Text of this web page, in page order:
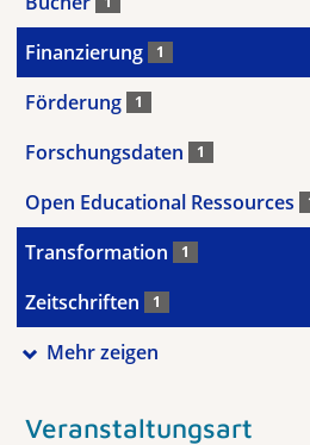
Finanzierung 1
Förderung 1
Forschungsdaten 1
Open Educational Ressources
Transformation 1
Zeitschriften 1
Mehr zeigen
Veranstaltungsart